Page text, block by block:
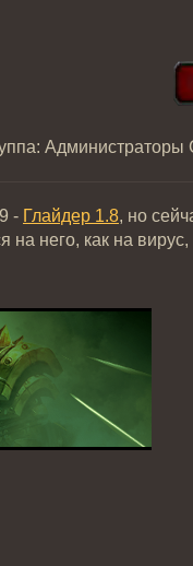
Администраторы
- Глайдер 1.8, но
на него, как на